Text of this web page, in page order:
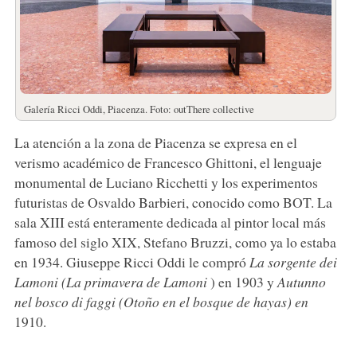
Galería Ricci Oddi, Piacenza. Foto: outThere collective
La atención a la zona de Piacenza se expresa en el
verismo académico de Francesco Ghittoni, el lenguaje
monumental de Luciano Ricchetti y los experimentos
futuristas de Osvaldo Barbieri, conocido como BOT. La
sala XIII está enteramente dedicada al pintor local más
famoso del siglo XIX, Stefano Bruzzi, como ya lo estaba
en 1934. Giuseppe Ricci Oddi le compróLa sorgente dei
Lamoni (La primavera de Lamoni) en 1903 yAutunno
nel bosco di faggi (Otoño en el bosque de hayas) en
1910.